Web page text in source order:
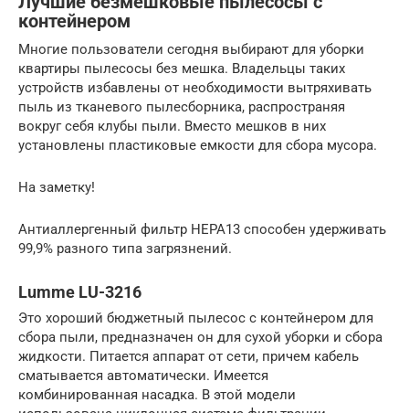
контейнером
Многие пользователи сегодня выбирают для уборки
квартиры пылесосы без мешка. Владельцы таких
устройств избавлены от необходимости вытряхивать
пыль из тканевого пылесборника, распространяя
вокруг себя клубы пыли. Вместо мешков в них
установлены пластиковые емкости для сбора мусора.
На заметку!
Антиаллергенный фильтр HEPA13 способен удерживать
99,9% разного типа загрязнений.
Lumme LU-3216
Это хороший бюджетный пылесос с контейнером для
сбора пыли, предназначен он для сухой уборки и сбора
жидкости. Питается аппарат от сети, причем кабель
сматывается автоматически. Имеется
комбинированная насадка. В этой модели